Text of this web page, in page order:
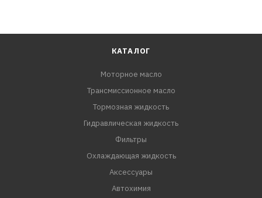
КАТАЛОГ
Моторное масло
Трансмиссионное масло
Тормозная жидкость
Гидравлическая жидкость
Фильтры
Охлаждающая жидкость
Аксессуары
Автохимия